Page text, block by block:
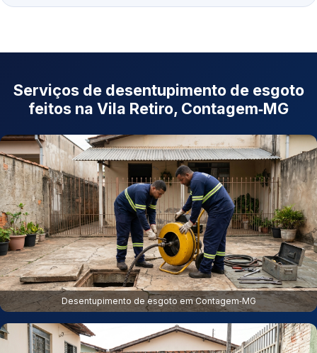
Serviços de desentupimento de esgoto
feitos na Vila Retiro, Contagem‑MG
Desentupimento de esgoto em Contagem‑MG